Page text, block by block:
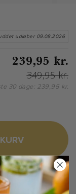
udløber 09.08.2026
239,95 kr.
349,95 kr.
30 dage: 239,95 kr.
1-3 dages levering